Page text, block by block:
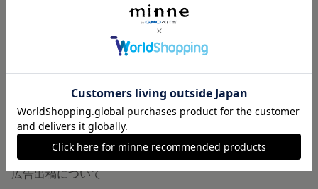
minneとものづくりと
minneの本
企業の方へ
広告出稿について